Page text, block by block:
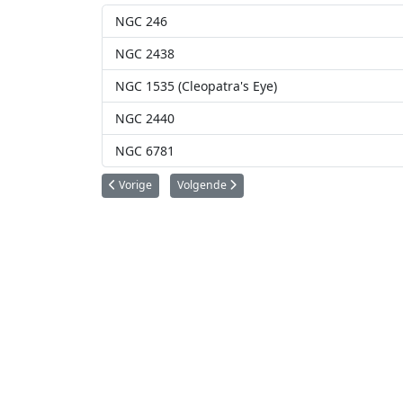
NGC 246
NGC 2438
NGC 1535 (Cleopatra's Eye)
NGC 2440
NGC 6781
Vorig artikel: NGC 5907 (Knife Edge Galaxy)
Vorige Volgende artikel: NGC 6445 (Little Gem
Volgende